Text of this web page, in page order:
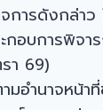
การดังกล่าว
กอบการพิจา
า 69)
มอำนาจหน้า